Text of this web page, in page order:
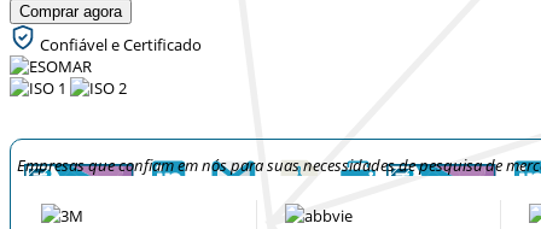
Comprar agora
Confiável e Certificado
Empresas que confiam em nós para suas necessidades de pesquisa de